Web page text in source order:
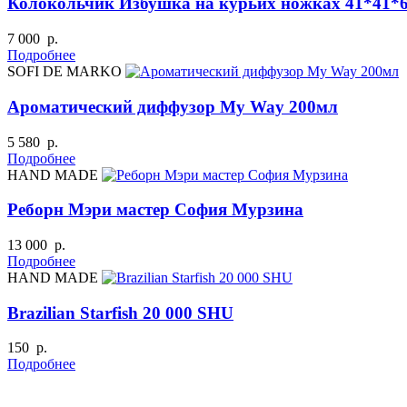
7 000 р.
Подробнее
SOFI DE MARKO
Ароматический диффузор My Way 200мл
5 580 р.
Подробнее
HAND MADE
Реборн Мэри мастер София Мурзина
13 000 р.
Подробнее
HAND MADE
Brazilian Starfish 20 000 SHU
150 р.
Подробнее